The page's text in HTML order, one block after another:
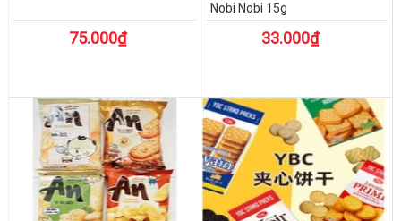
75.000₫
Nobi Nobi 15g
33.000₫